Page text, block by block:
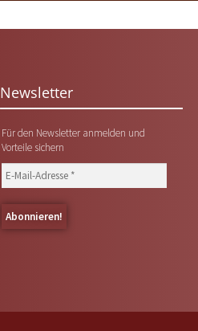
Newsletter
Für den Newsletter anmelden und
Vorteile sichern